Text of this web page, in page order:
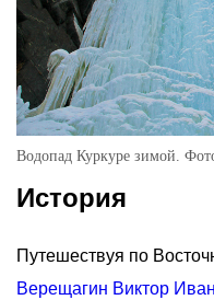
Водопад Куркуре зимой.
История
Путешествуя по
Верещагин Виктор